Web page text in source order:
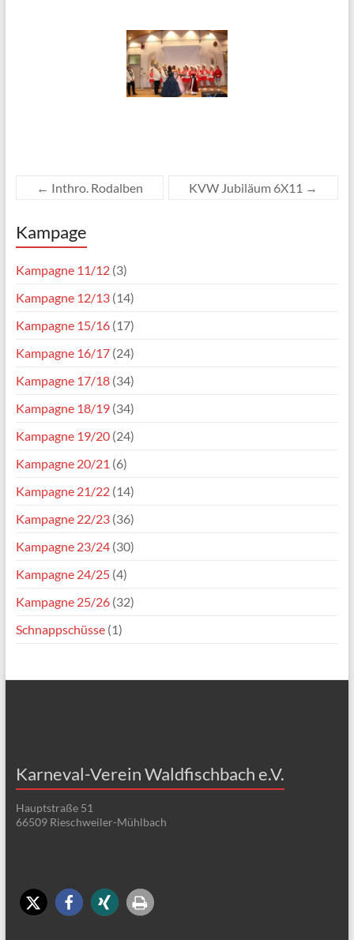
← Inthro. Rodalben KVW Jubiläum 6X11 →
Kampage
Kampagne 11/12(3)
Kampagne 12/13(14)
Kampagne 15/16(17)
Kampagne 16/17(24)
Kampagne 17/18(34)
Kampagne 18/19(34)
Kampagne 19/20(24)
Kampagne 20/21 (6)
Kampagne 21/22(14)
Kampagne 22/23(36)
Kampagne 23/24(30)
Kampagne 24/25(4)
Kampagne 25/26(32)
Schnappschüsse(1)
Karneval-Verein Waldfischbach e.V.
Hauptstraße 51
66509 Rieschweiler-Mühlbach